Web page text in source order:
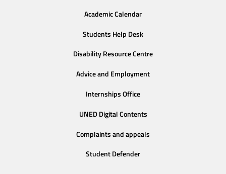
Academic Calendar
Students Help Desk
Disability Resource Centre
Advice and Employment
Internships Office
UNED Digital Contents
Complaints and appeals
Student Defender